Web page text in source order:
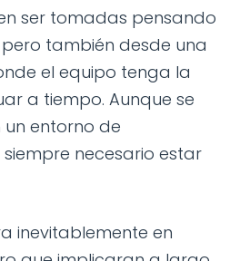
ser tomadas pensando
también desde una
el equipo tenga la
a tiempo. Aunque se
entorno de
necesario estar
inevitablemente en